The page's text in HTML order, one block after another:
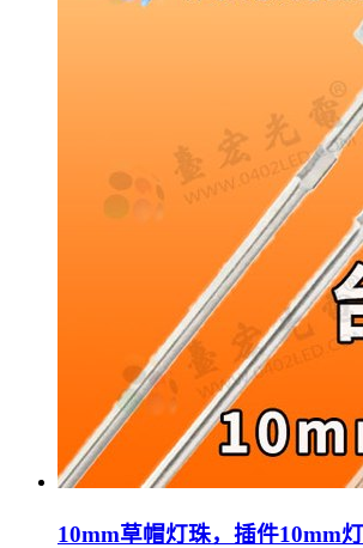
10mm草帽灯珠，插件10mm